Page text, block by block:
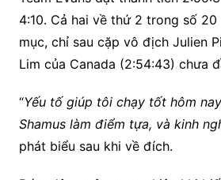
4:10. Cả hai về thứ 2 trong số
mục, chỉ sau cặp vô địch Julien
Lim của Canada (2:54:43) chưa
“Yếu tố giúp tôi chạy tốt hôm
Shamus làm điểm tựa, và kinh
phát biểu sau khi về đích.